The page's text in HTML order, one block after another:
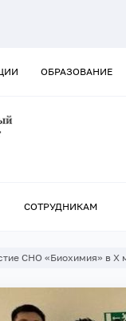
ОБРАЗОВАНИЕ
СОТРУДНИКАМ
СНО «Биохимия» в Х